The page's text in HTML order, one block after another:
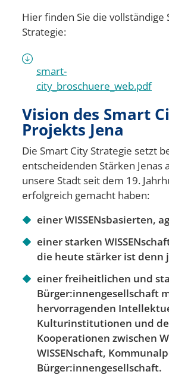
Hier finden Sie die vollständige
Strategie:
smart-
city_broschuere_web.pdf
Vision des Smart
Projekts Jena
Die Smart City Strategie setzt
entscheidenden Stärken Jenas
unsere Stadt seit dem 19.
erfolgreich gemacht haben:
einer WISSENsbasierten,
einer starken
die heute stärker ist denn
einer freiheitlichen und
Bürger:innengesellschaft
hervorragenden
Kulturinstitutionen und
Kooperationen zwischen
WISSENschaft,
Bürger:innengesellschaft.